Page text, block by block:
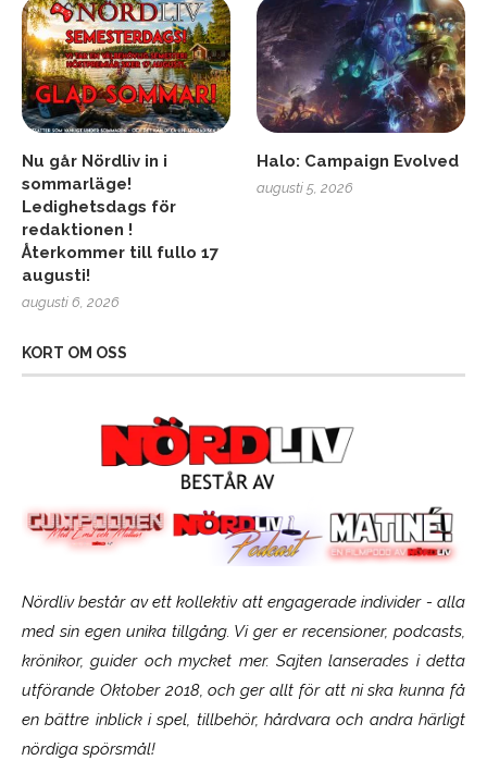
Nu går Nördliv in i
sommarläge!
Ledighetsdags för
redaktionen !
Återkommer till fullo 17
augusti!
augusti 6, 2026
Halo: Campaign Evolved
augusti 5, 2026
KORT OM OSS
Nördliv består av ett kollektiv att engagerade individer - alla
med sin egen unika tillgång. Vi ger er recensioner, podcasts,
krönikor, guider och mycket mer. Sajten lanserades i detta
utförande Oktober 2018, och ger allt för att ni ska kunna få
en bättre inblick i spel, tillbehör, hårdvara och andra härligt
nördiga spörsmål!